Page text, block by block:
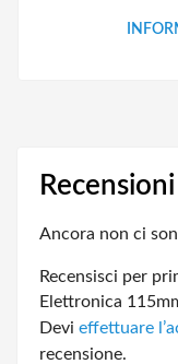
Recensioni
Ancora non ci
Recensisci per
Elettronica
Devi effettuare
recensione.